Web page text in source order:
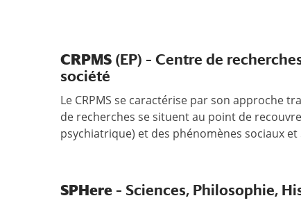
CRPMS (EP) – Centre de
société
Le CRPMS se caractérise par son approche
de recherches se situent au point de
psychiatrique) et des phénomènes sociaux et
SPHere – Sciences, Philosophie,